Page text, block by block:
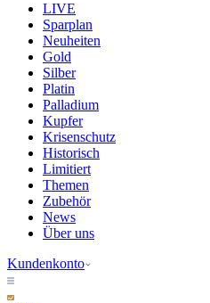
LIVE
Sparplan
Neuheiten
Gold
Silber
Platin
Palladium
Kupfer
Krisenschutz
Historisch
Limitiert
Themen
Zubehör
News
Über uns
Kundenkonto